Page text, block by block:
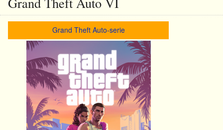
Grand Theft Auto-serie